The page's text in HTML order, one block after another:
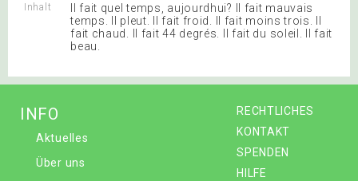
Inhalt
Il fait quel temps, aujourdhui? Il fait mauvais
temps. Il pleut. Il fait froid. Il fait moins trois. Il
fait chaud. Il fait 44 degrés. Il fait du soleil. Il fait
beau.
RECHTLICHES
KONTAKT
SPENDEN
HILFE
INFO
Aktuelles
Über uns